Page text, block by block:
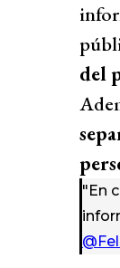
del
"En